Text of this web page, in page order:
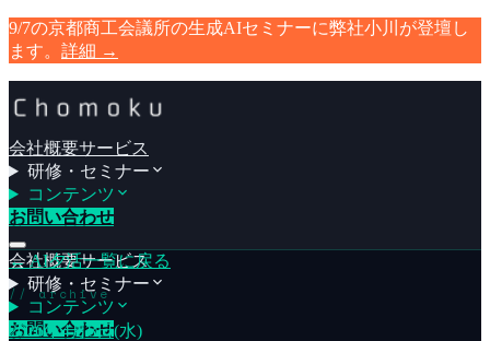
9/7の京都商工会議所の生成AIセミナーに弊社小川が登壇し
ます。 詳細 →
会社概要サービス
研修・セミナー
コンテンツ
お問い合わせ
会社概要サービス
研修・セミナー
コンテンツ
お問い合わせ
← AI夕活一覧に戻る
// archive
2026年4月8日(水)